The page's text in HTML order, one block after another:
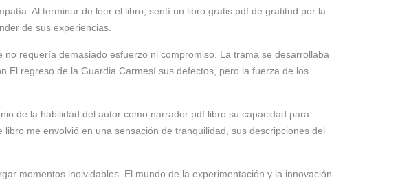
Al terminar de leer el libro, sentí un libro gratis pdf de gratitud por la
de sus experiencias.
requería demasiado esfuerzo ni compromiso. La trama se desarrollaba
El regreso de la Guardia Carmesí sus defectos, pero la fuerza de los
de la habilidad del autor como narrador pdf libro su capacidad para
me envolvió en una sensación de tranquilidad, sus descripciones del
momentos inolvidables. El mundo de la experimentación y la innovación